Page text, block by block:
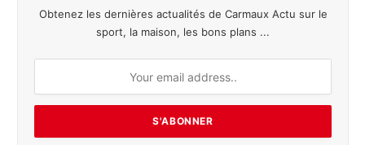
Obtenez les dernières actualités de Carmaux Actu sur le
sport, la maison, les bons plans ...